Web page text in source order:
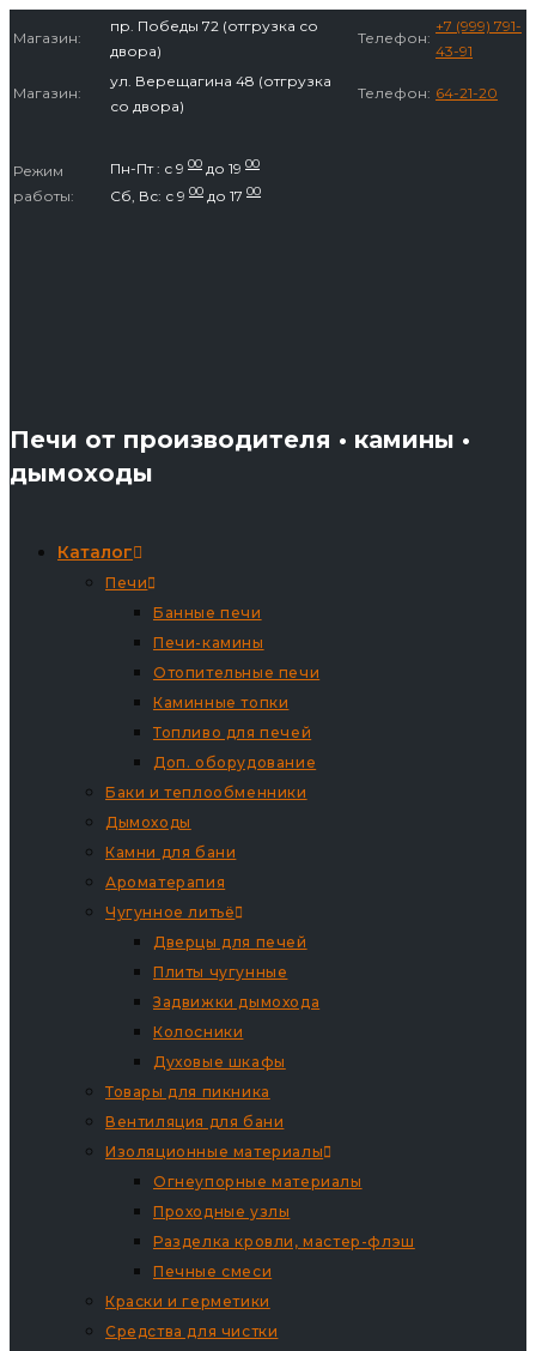
содержимому
Магазин:
пр. Победы 72 (отгрузка со
двора)
Телефон:
+7 (999) 791-
43-91
Магазин:
ул. Верещагина 48 (отгрузка
со двора)
Телефон: 64-21-20
Режим
работы:
Пн-Пт : с 9 00 до 19 00
Сб, Вс: с 9 00 до 17 00
Печи от производителя • камины •
дымоходы
Каталог
Печи
Банные печи
Печи-камины
Отопительные печи
Каминные топки
Топливо для печей
Доп. оборудование
Баки и теплообменники
Дымоходы
Камни для бани
Ароматерапия
Чугунное литьё
Дверцы для печей
Плиты чугунные
Задвижки дымохода
Колосники
Духовые шкафы
Товары для пикника
Вентиляция для бани
Изоляционные материалы
Огнеупорные материалы
Проходные узлы
Разделка кровли, мастер-флэш
Печные смеси
Краски и герметики
Средства для чистки